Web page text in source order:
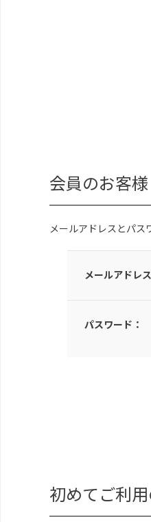
会員のお客様
メールアドレスとパス
メールアドレス
パスワード：
初めてご利